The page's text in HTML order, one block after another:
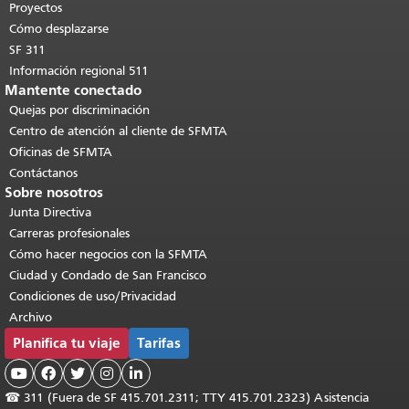
contenido principal
Proyectos
Cómo desplazarse
SF 311
Información regional 511
Mantente conectado
Quejas por discriminación
Centro de atención al cliente de SFMTA
Oficinas de SFMTA
Contáctanos
Sobre nosotros
Junta Directiva
Carreras profesionales
Cómo hacer negocios con la SFMTA
Ciudad y Condado de San Francisco
Condiciones de uso/Privacidad
Archivo
Planifica tu viaje Tarifas
    
☎ 311 (Fuera de SF 415.701.2311; TTY 415.701.2323) Asistencia